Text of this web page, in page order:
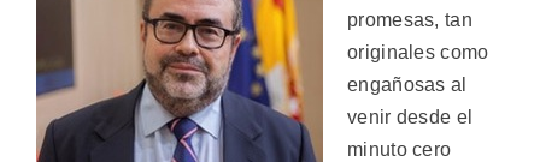
promesas, tan
originales como
engañosas al
venir desde el
minuto cero